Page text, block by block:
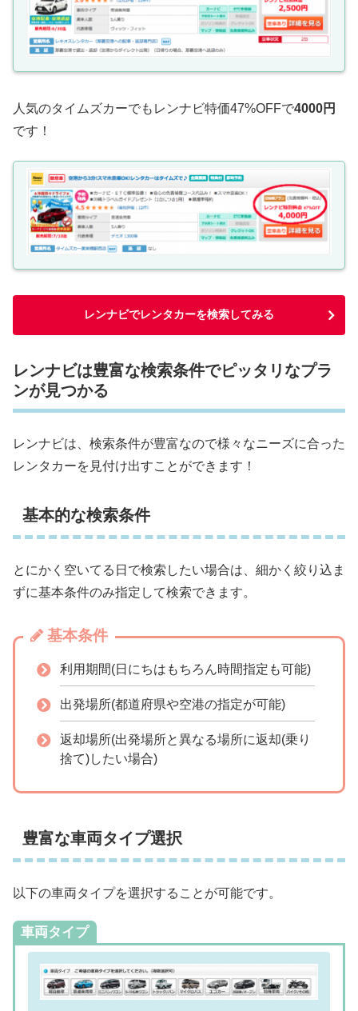
人気のタイムズカーでもレンナビ特価47%OFFで4000円
です！
レンナビでレンタカーを検索してみる
レンナビは豊富な検索条件でピッタリなプラ
ンが見つかる
レンナビは、検索条件が豊富なので様々なニーズに合った
レンタカーを見付け出すことができます！
基本的な検索条件
とにかく空いてる日で検索したい場合は、細かく絞り込ま
ずに基本条件のみ指定して検索できます。
基本条件
利用期間(日にちはもちろん時間指定も可能)
出発場所(都道府県や空港の指定が可能)
返却場所(出発場所と異なる場所に返却(乗り
捨て)したい場合)
豊富な車両タイプ選択
以下の車両タイプを選択することが可能です。
車両タイプ